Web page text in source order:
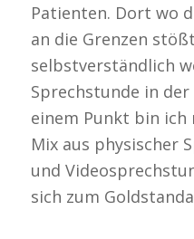
Patienten. Dort wo
an die Grenzen
selbstverständlich
Sprechstunde in
einem Punkt bin
Mix aus physischer
und
sich zum